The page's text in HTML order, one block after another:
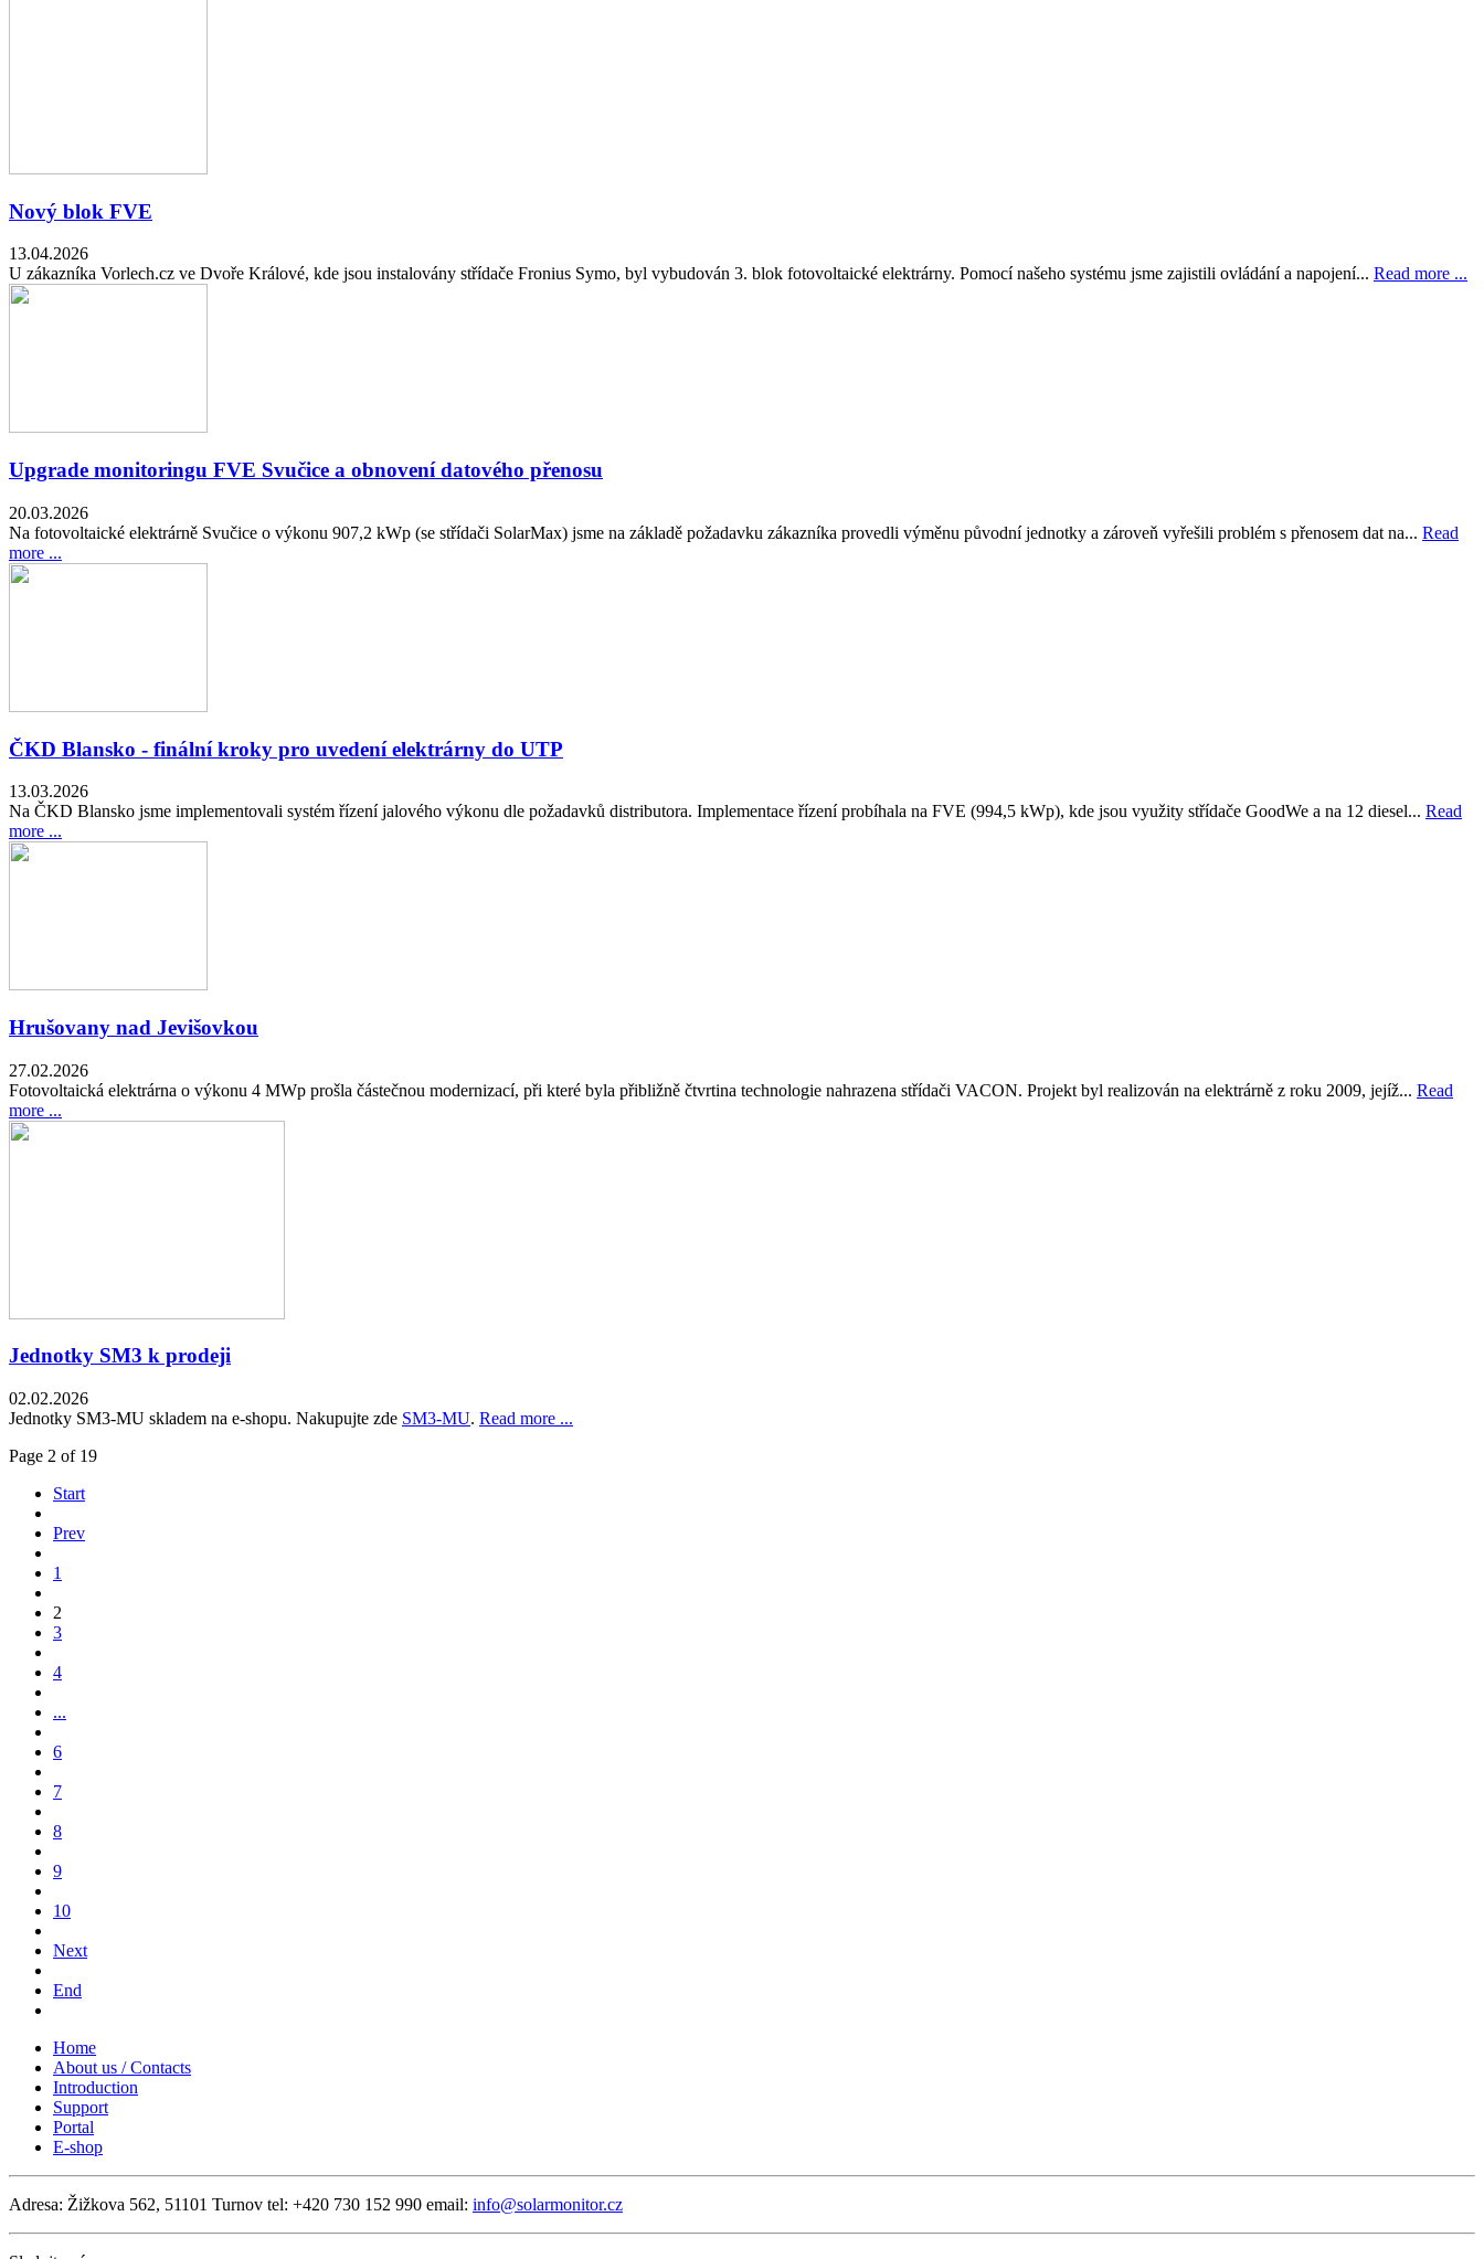
Nový blok FVE
13.04.2026
U zákazníka Vorlech.cz ve Dvoře Králové, kde jsou instalovány střídače Fronius Symo, byl vybudován 3. blok fotovoltaické elektrárny. Pomocí našeho systému jsme zajistili ovládání a napojení... Read more ...
Upgrade monitoringu FVE Svučice a obnovení datového přenosu
20.03.2026
Na fotovoltaické elektrárně Svučice o výkonu 907,2 kWp (se střídači SolarMax) jsme na základě požadavku zákazníka provedli výměnu původní jednotky a zároveň vyřešili problém s přenosem dat na... Read
more ...
ČKD Blansko - finální kroky pro uvedení elektrárny do UTP
13.03.2026
Na ČKD Blansko jsme implementovali systém řízení jalového výkonu dle požadavků distributora. Implementace řízení probíhala na FVE (994,5 kWp), kde jsou využity střídače GoodWe a na 12 diesel... Read
more ...
Hrušovany nad Jevišovkou
27.02.2026
Fotovoltaická elektrárna o výkonu 4 MWp prošla částečnou modernizací, při které byla přibližně čtvrtina technologie nahrazena střídači VACON. Projekt byl realizován na elektrárně z roku 2009, jejíž... Read
more ...
Jednotky SM3 k prodeji
02.02.2026
Jednotky SM3-MU skladem na e-shopu. Nakupujte zde SM3-MU. Read more ...
Page 2 of 19
Start
Prev
1
2
3
4
...
6
7
8
9
10
Next
End
Home
About us / Contacts
Introduction
Support
Portal
E-shop
Adresa: Žižkova 562, 51101 Turnov tel: +420 730 152 990 email: info@solarmonitor.cz